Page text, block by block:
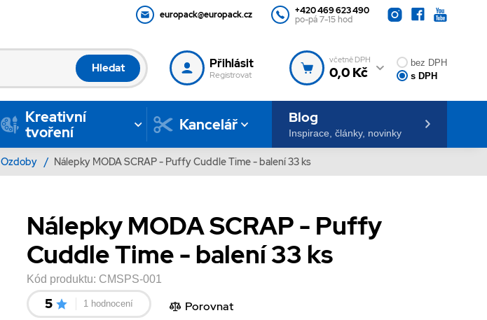
europack@europack.cz
+420 469 623 490
po-pá 7-15 hod
Hledat Přihlásit
Registrovat
včetně DPH
0,0 Kč
bez DPH
s DPH
Kreativní
tvoření
Kancelář Blog
Inspirace, články, novinky
Ozdoby / Nálepky MODA SCRAP - Puffy Cuddle Time - balení 33 ks
Nálepky MODA SCRAP - Puffy
Cuddle Time - balení 33 ks
Kód produktu: CMSPS-001
5 1 hodnocení Porovnat